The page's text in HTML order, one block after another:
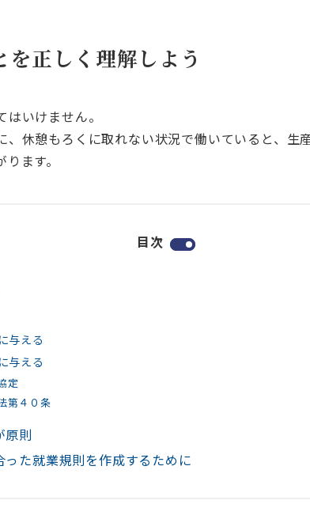
正しく理解しよう
いけません。
、休憩もろくに取れない状況で働いていると、生
ます。
目次
与える
与える
定
第４０条
原則
った就業規則を作成するために